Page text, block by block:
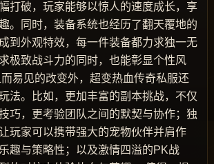
打破，玩家能够以惊人的速度成长，享
。同时，装备系统也经历了翻天覆地的
到外观特效，每一件装备都力求独一无
极致战斗力的同时，也能彰显个性风
易见的改变外，超变热血传奇私服还
法。比如，更加丰富的副本挑战，不仅
巧，更考验团队之间的默契与协作；独
玩家可以携带强大的宠物伙伴并肩作
趣与策略性；以及激情四溢的PK战